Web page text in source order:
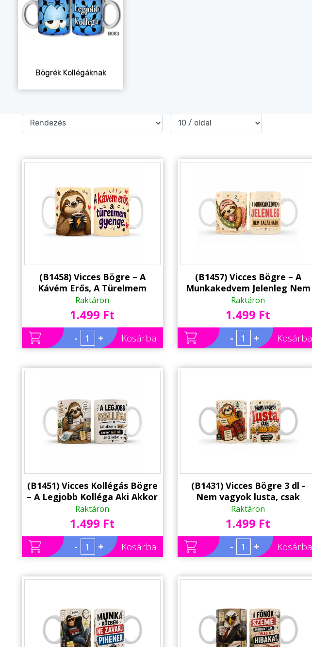
Ajándék Ötletek Férfiaknak
Party kellékek
Vicces ajándékok
Sport/Hobbi szerint
Állatos ajándéktárgyak
Bögrék Kollégáknak
(B1458) Vicces Bögre – A
Kávém Erős, A Türelmem
Gyenge – Humoros Ajándék
Kávérajongóknak
Raktáron
1.499 Ft
- + Kosárba
(B1457) Vicces Bögre – A
Munkakedvem Jelenleg Nem
Található – Humoros Ajándék
Kollégának
Raktáron
1.499 Ft
- + Kosárba
(B1451) Vicces Kollégás Bögre
– A Legjobb Kolléga Aki Akkor
Is Segít – Ajándék Kollégának
Raktáron
1.499 Ft
- + Kosárba
(B1431) Vicces Bögre 3 dl -
Nem vagyok lusta, csak
energiatakarékos - Vicces
Ajándék Kollégának, Barátnak
Raktáron
1.499 Ft
- + Kosárba